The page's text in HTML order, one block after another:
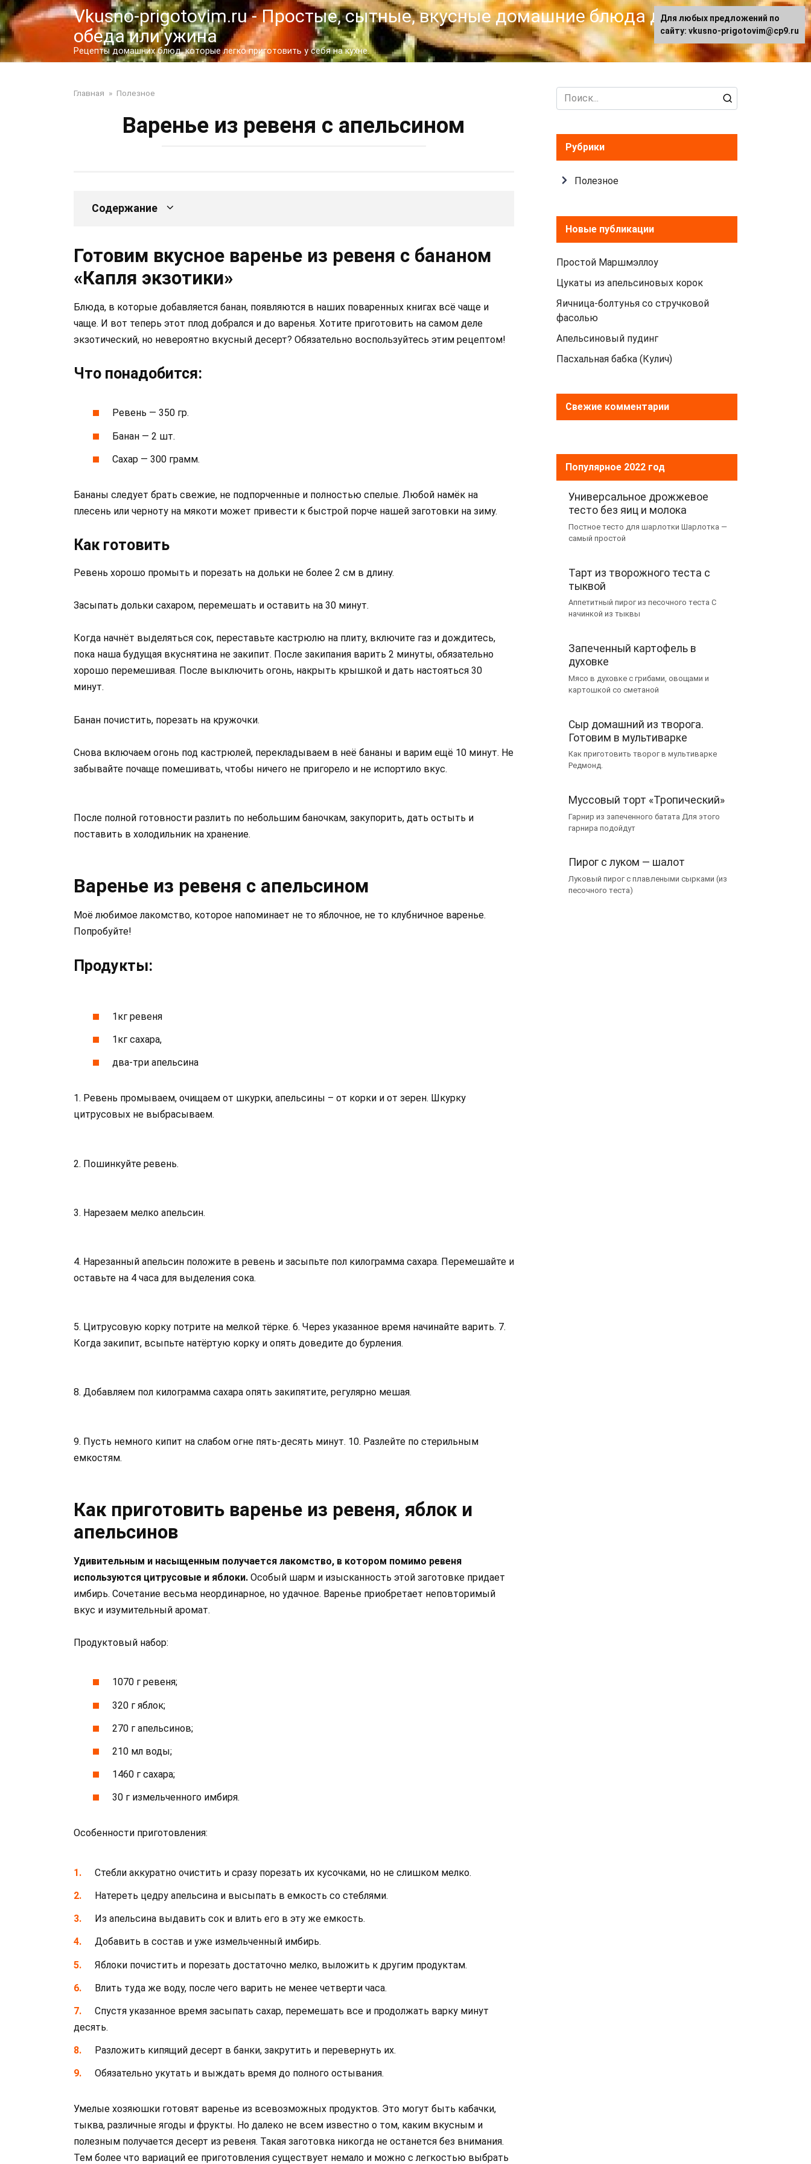
Перейти
к
контенту
Vkusno-prigotovim.ru - Простые, сытные, вкусные домашние блюда для
обеда или ужина
Рецепты домашних блюд, которые легко приготовить у себя на кухне.
Главная » Полезное
Варенье из ревеня с апельсином
Содержание
Готовим вкусное варенье из ревеня с бананом
«Капля экзотики»
Блюда, в которые добавляется банан, появляются в наших поваренных книгах всё чаще и
чаще. И вот теперь этот плод добрался и до варенья. Хотите приготовить на самом деле
экзотический, но невероятно вкусный десерт? Обязательно воспользуйтесь этим рецептом!
Что понадобится:
Ревень — 350 гр.
Банан — 2 шт.
Сахар — 300 грамм.
Бананы следует брать свежие, не подпорченные и полностью спелые. Любой намёк на
плесень или черноту на мякоти может привести к быстрой порче нашей заготовки на зиму.
Как готовить
Ревень хорошо промыть и порезать на дольки не более 2 см в длину.
Засыпать дольки сахаром, перемешать и оставить на 30 минут.
Когда начнёт выделяться сок, переставьте кастрюлю на плиту, включите газ и дождитесь,
пока наша будущая вкуснятина не закипит. После закипания варить 2 минуты, обязательно
хорошо перемешивая. После выключить огонь, накрыть крышкой и дать настояться 30
минут.
Банан почистить, порезать на кружочки.
Снова включаем огонь под кастрюлей, перекладываем в неё бананы и варим ещё 10 минут. Не
забывайте почаще помешивать, чтобы ничего не пригорело и не испортило вкус.
После полной готовности разлить по небольшим баночкам, закупорить, дать остыть и
поставить в холодильник на хранение.
Варенье из ревеня с апельсином
Моё любимое лакомство, которое напоминает не то яблочное, не то клубничное варенье.
Попробуйте!
Продукты:
1кг ревеня
1кг сахара,
два-три апельсина
1. Ревень промываем, очищаем от шкурки, апельсины – от корки и от зерен. Шкурку
цитрусовых не выбрасываем.
2. Пошинкуйте ревень.
3. Нарезаем мелко апельсин.
4. Нарезанный апельсин положите в ревень и засыпьте пол килограмма сахара. Перемешайте и
оставьте на 4 часа для выделения сока.
5. Цитрусовую корку потрите на мелкой тёрке. 6. Через указанное время начинайте варить. 7.
Когда закипит, всыпьте натёртую корку и опять доведите до бурления.
8. Добавляем пол килограмма сахара опять закипятите, регулярно мешая.
9. Пусть немного кипит на слабом огне пять-десять минут. 10. Разлейте по стерильным
емкостям.
Как приготовить варенье из ревеня, яблок и
апельсинов
Удивительным и насыщенным получается лакомство, в котором помимо ревеня
используются цитрусовые и яблоки. Особый шарм и изысканность этой заготовке придает
имбирь. Сочетание весьма неординарное, но удачное. Варенье приобретает неповторимый
вкус и изумительный аромат.
Продуктовый набор:
1070 г ревеня;
320 г яблок;
270 г апельсинов;
210 мл воды;
1460 г сахара;
30 г измельченного имбиря.
Особенности приготовления:
Стебли аккуратно очистить и сразу порезать их кусочками, но не слишком мелко.
Натереть цедру апельсина и высыпать в емкость со стеблями.
Из апельсина выдавить сок и влить его в эту же емкость.
Добавить в состав и уже измельченный имбирь.
Яблоки почистить и порезать достаточно мелко, выложить к другим продуктам.
Влить туда же воду, после чего варить не менее четверти часа.
Спустя указанное время засыпать сахар, перемешать все и продолжать варку минут
десять.
Разложить кипящий десерт в банки, закрутить и перевернуть их.
Обязательно укутать и выждать время до полного остывания.
Умелые хозяюшки готовят варенье из всевозможных продуктов. Это могут быть кабачки,
тыква, различные ягоды и фрукты. Но далеко не всем известно о том, каким вкусным и
полезным получается десерт из ревеня. Такая заготовка никогда не останется без внимания.
Тем более что вариаций ее приготовления существует немало и можно с легкостью выбрать
Search
for:
Рубрики
Полезное
Новые публикации
Простой Маршмэллоу
Цукаты из апельсиновых корок
Яичница-болтунья со стручковой
фасолью
Апельсиновый пудинг
Пасхальная бабка (Кулич)
Свежие комментарии
Популярное 2022 год
Универсальное дрожжевое
тесто без яиц и молока
Постное тесто для шарлотки Шарлотка —
самый простой
Тарт из творожного теста с
тыквой
Аппетитный пирог из песочного теста С
начинкой из тыквы
Запеченный картофель в
духовке
Мясо в духовке с грибами, овощами и
картошкой со сметаной
Сыр домашний из творога.
Готовим в мультиварке
Как приготовить творог в мультиварке
Редмонд.
Муссовый торт «Тропический»
Гарнир из запеченного батата Для этого
гарнира подойдут
Пирог с луком — шалот
Луковый пирог с плавлеными сырками (из
песочного теста)
Для любых предложений по
сайту: vkusno-prigotovim@cp9.ru